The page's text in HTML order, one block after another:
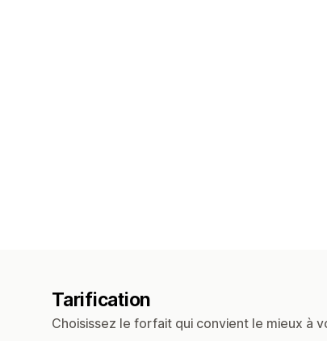
Tarification
Choisissez le forfait qui convient le mieux à